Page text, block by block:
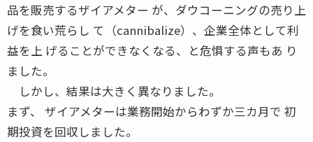
品を販売するザイアメター が、ダウコーニングの売り上
げを食い荒らし て（cannibalize）、企業全体として利
益を上 げることができなくなる、と危惧する声もあ り
ました。
しかし、結果は大きく異なりました。
まず、 ザイアメターは業務開始からわずか三カ月で 初
期投資を回収しました。